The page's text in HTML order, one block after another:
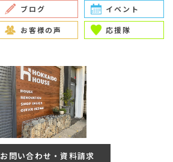
ブログ イベント
お客様の声 応援隊
お問い合わせ・資料請求